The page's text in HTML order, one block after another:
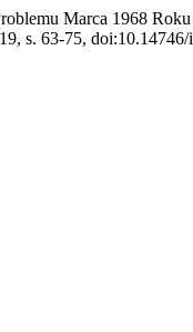
Marca 1968
s. 63-75,